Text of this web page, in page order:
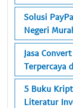
Solusi
Negeri
Jasa
Terpercaya
5 Buku
Literatur